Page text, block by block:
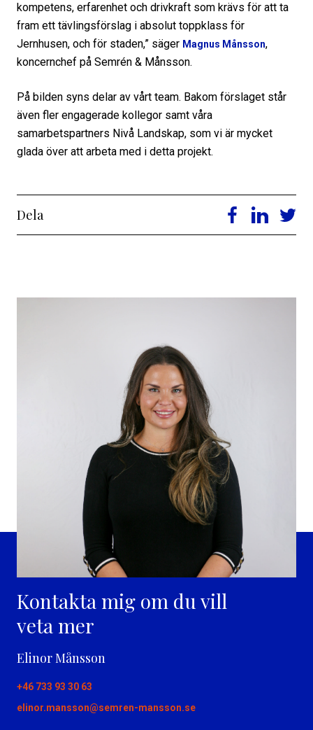
kompetens, erfarenhet och drivkraft som krävs för att ta
fram ett tävlingsförslag i absolut toppklass för
Jernhusen, och för staden,” säger Magnus Månsson,
koncernchef på Semrén & Månsson.
På bilden syns delar av vårt team. Bakom förslaget står
även fler engagerade kollegor samt våra
samarbetspartners Nivå Landskap, som vi är mycket
glada över att arbeta med i detta projekt.
Dela
Kontakta mig om du vill
veta mer
Elinor Månsson
+46 733 93 30 63
elinor.mansson@semren-mansson.se